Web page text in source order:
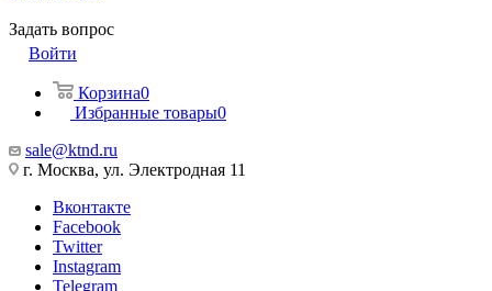
Задать вопрос
Войти
Корзина0
Избранные товары0
sale@ktnd.ru
г. Москва, ул. Электродная 11
Вконтакте
Facebook
Twitter
Instagram
Telegram